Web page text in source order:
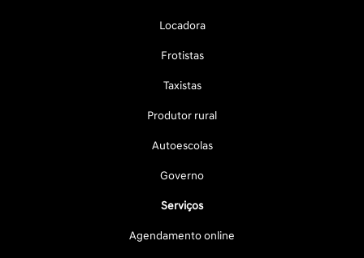
Locadora
Frotistas
Taxistas
Produtor rural
Autoescolas
Governo
Serviços
Agendamento online